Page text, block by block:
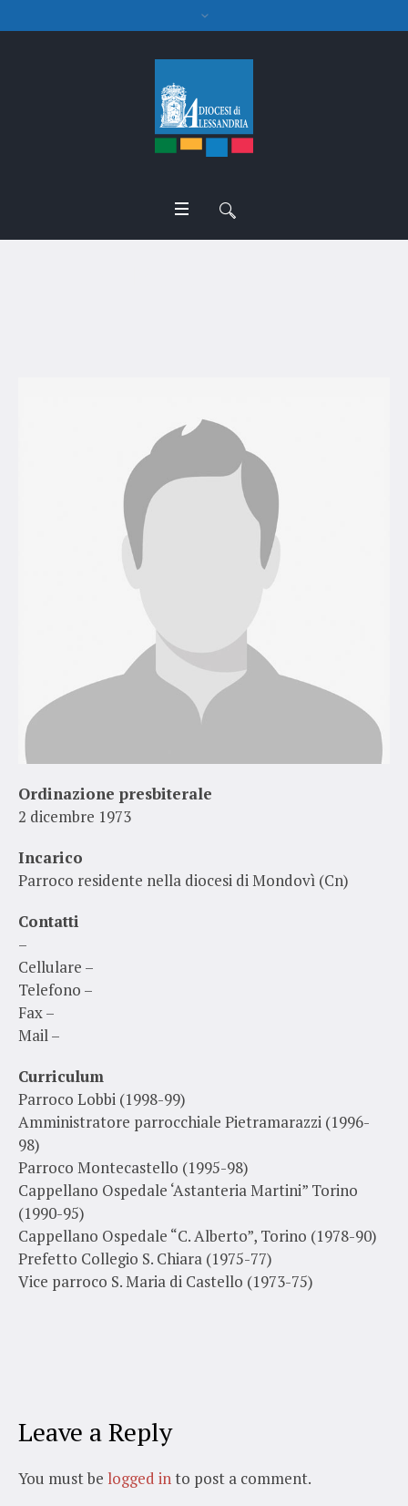
Ordinazione presbiterale
2 dicembre 1973
Incarico
Parroco residente nella diocesi di Mondovì (Cn)
Contatti
–
Cellulare –
Telefono –
Fax –
Mail –
Curriculum
Parroco Lobbi (1998-99)
Amministratore parrocchiale Pietramarazzi (1996-
98)
Parroco Montecastello (1995-98)
Cappellano Ospedale ‘Astanteria Martini” Torino
(1990-95)
Cappellano Ospedale “C. Alberto”, Torino (1978-90)
Prefetto Collegio S. Chiara (1975-77)
Vice parroco S. Maria di Castello (1973-75)
Leave a Reply
You must be logged into post a comment.